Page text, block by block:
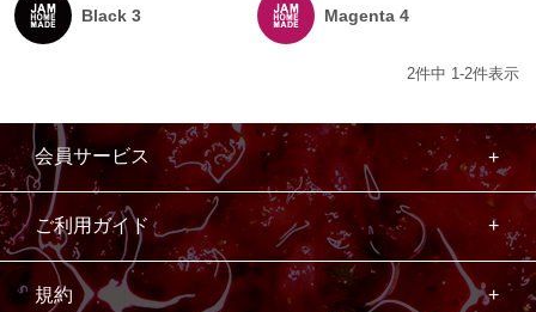
Black 3 Magenta 4
2件中 1-2件表示
会員サービス
ご利用ガイド
規約